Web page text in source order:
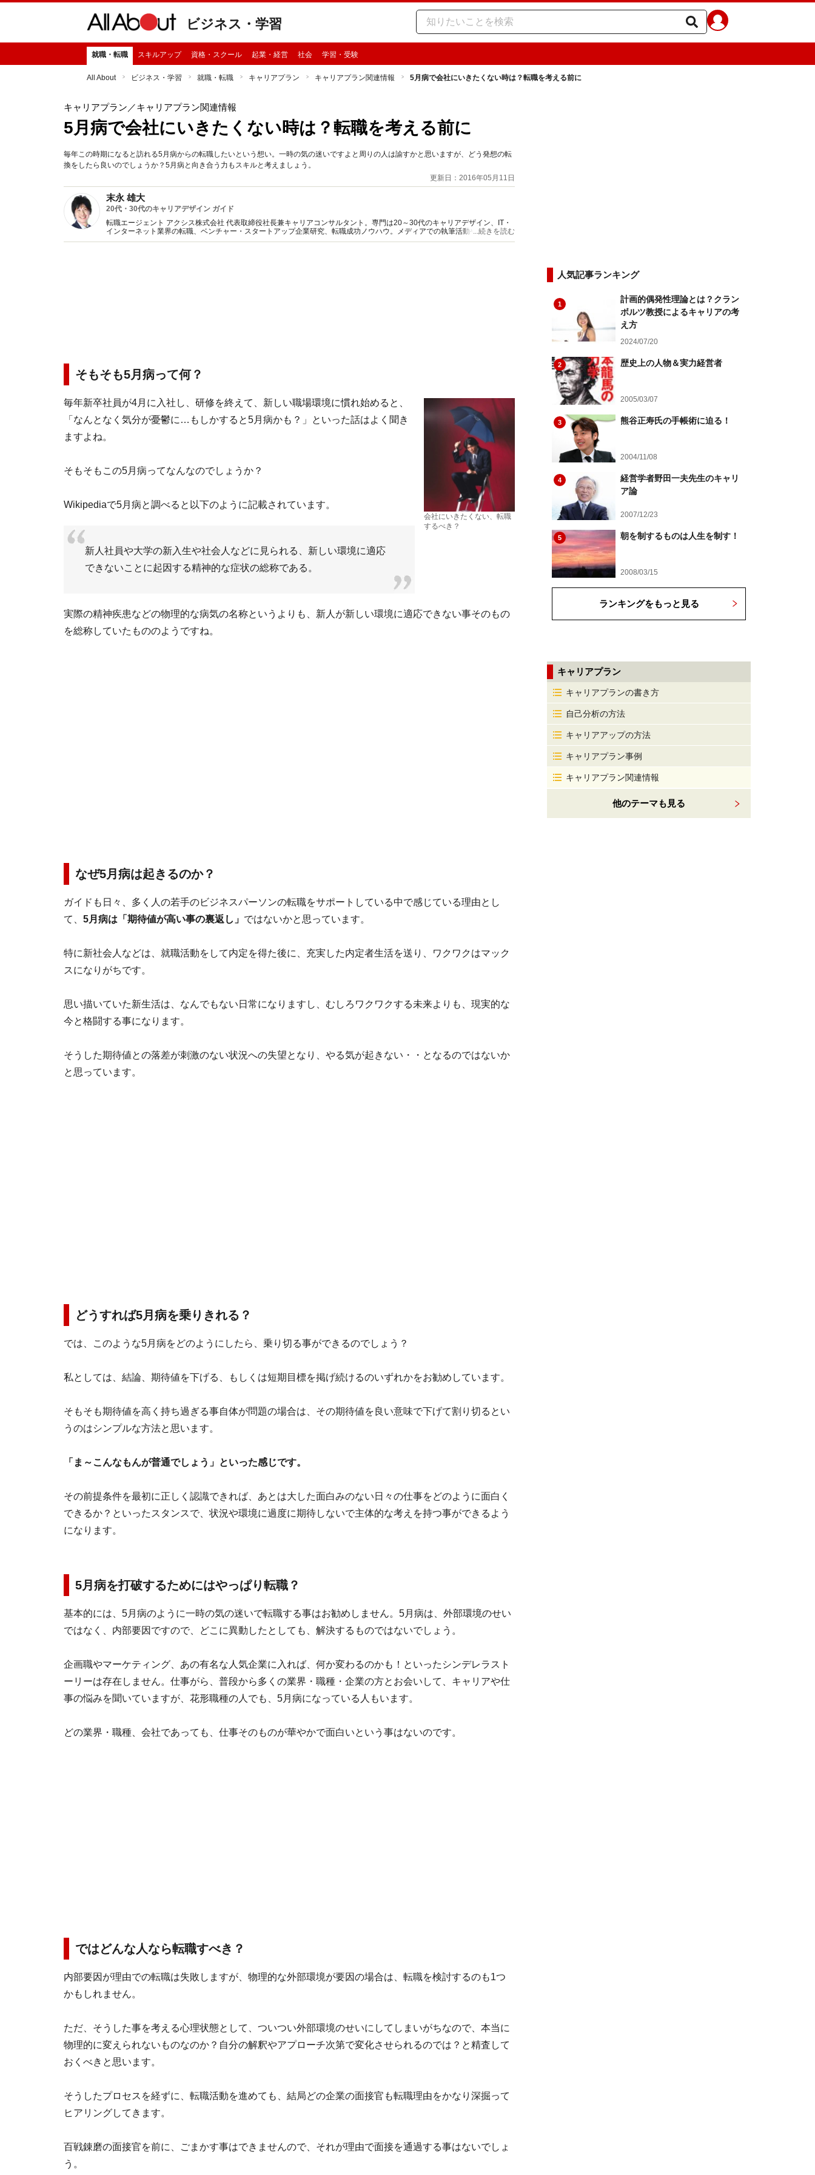
ビジネス・学習
就職・転職 スキルアップ 資格・スクール 起業・経営 社会 学習・受験
All About ビジネス・学習 就職・転職 キャリアプラン キャリアプラン関連情報 5月病で会社にいきたくない時は？転職を考える前に
キャリアプラン ／キャリアプラン関連情報
5月病で会社にいきたくない時は？転職を考える前に
毎年この時期になると訪れる5月病からの転職したいという想い。一時の気の迷いですよと周りの人は諭すかと思いますが、どう発想の転
換をしたら良いのでしょうか？5月病と向き合う力もスキルと考えましょう。
更新日：2016年05月11日
末永 雄大
20代・30代のキャリアデザイン ガイド
転職エージェント アクシス株式会社 代表取締役社長兼キャリアコンサルタント。専門は20～30代のキャリアデザイン、IT・
インターネット業界の転職、ベンチャー・スタートアップ企業研究、転職成功ノウハウ。メディアでの執筆活動や福岡県ハロ
ーワーク、東京経済大学などでもキャリア形成についての講義を行う。
...続きを読む
そもそも5月病って何？
会社にいきたくない、転職
するべき？
毎年新卒社員が4月に入社し、研修を終えて、新しい職場環境に慣れ始めると、
「なんとなく気分が憂鬱に…もしかすると5月病かも？」といった話はよく聞き
ますよね。
そもそもこの5月病ってなんなのでしょうか？
Wikipediaで5月病と調べると以下のように記載されています。
新人社員や大学の新入生や社会人などに見られる、新しい環境に適応
できないことに起因する精神的な症状の総称である。
実際の精神疾患などの物理的な病気の名称というよりも、新人が新しい環境に適応できない事そのもの
を総称していたもののようですね。
なぜ5月病は起きるのか？
ガイドも日々、多く人の若手のビジネスパーソンの転職をサポートしている中で感じている理由とし
て、 5月病は「期待値が高い事の裏返し」 ではないかと思っています。
特に新社会人などは、就職活動をして内定を得た後に、充実した内定者生活を送り、ワクワクはマック
スになりがちです。
思い描いていた新生活は、なんでもない日常になりますし、むしろワクワクする未来よりも、現実的な
今と格闘する事になります。
そうした期待値との落差が刺激のない状況への失望となり、やる気が起きない・・となるのではないか
と思っています。
どうすれば5月病を乗りきれる？
では、このような5月病をどのようにしたら、乗り切る事ができるのでしょう？
私としては、結論、期待値を下げる、もしくは短期目標を掲げ続けるのいずれかをお勧めしています。
そもそも期待値を高く持ち過ぎる事自体が問題の場合は、その期待値を良い意味で下げて割り切るとい
うのはシンプルな方法と思います。
「ま～こんなもんが普通でしょう」といった感じです。
その前提条件を最初に正しく認識できれば、あとは大した面白みのない日々の仕事をどのように面白く
できるか？といったスタンスで、状況や環境に過度に期待しないで主体的な考えを持つ事ができるよう
になります。
5月病を打破するためにはやっぱり転職？
基本的には、5月病のように一時の気の迷いで転職する事はお勧めしません。5月病は、外部環境のせい
ではなく、内部要因ですので、どこに異動したとしても、解決するものではないでしょう。
企画職やマーケティング、あの有名な人気企業に入れば、何か変わるのかも！といったシンデレラスト
ーリーは存在しません。仕事がら、普段から多くの業界・職種・企業の方とお会いして、キャリアや仕
事の悩みを聞いていますが、花形職種の人でも、5月病になっている人もいます。
どの業界・職種、会社であっても、仕事そのものが華やかで面白いという事はないのです。
ではどんな人なら転職すべき？
内部要因が理由での転職は失敗しますが、物理的な外部環境が要因の場合は、転職を検討するのも1つ
かもしれません。
ただ、そうした事を考える心理状態として、ついつい外部環境のせいにしてしまいがちなので、本当に
物理的に変えられないものなのか？自分の解釈やアプローチ次第で変化させられるのでは？と精査して
おくべきと思います。
そうしたプロセスを経ずに、転職活動を進めても、結局どの企業の面接官も転職理由をかなり深掘って
ヒアリングしてきます。
百戦錬磨の面接官を前に、ごまかす事はできませんので、それが理由で面接を通過する事はないでしょ
う。
人気記事ランキング
1
計画的偶発性理論とは？クラン
ボルツ教授によるキャリアの考
え方
2024/07/20
2 歴史上の人物＆実力経営者
2005/03/07
3 熊谷正寿氏の手帳術に迫る！
2004/11/08
4
経営学者野田一夫先生のキャリ
ア論
2007/12/23
5 朝を制するものは人生を制す！
2008/03/15
ランキングをもっと見る
キャリアプラン
キャリアプランの書き方
自己分析の方法
キャリアアップの方法
キャリアプラン事例
キャリアプラン関連情報
他のテーマも見る